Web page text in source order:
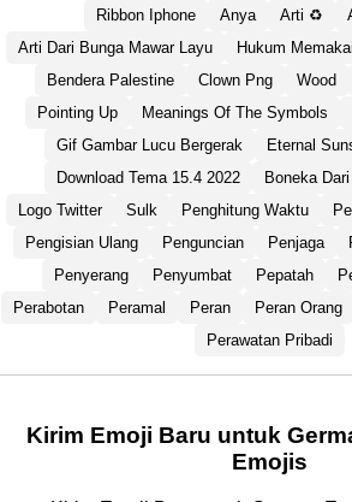
Ribbon Iphone
Anya Arti ♻️
Arti Dari Bunga Mawar Layu
Hukum
Bendera Palestine
Clown Png Wood
Pointing Up
Meanings Of The Symbols
Gif Gambar Lucu Bergerak
Eternal
Download Tema 15.4 2022
Boneka
Logo Twitter
Sulk Penghitung Waktu
Pengisian Ulang
Penguncian Penjaga
Penyerang
Penyumbat Pepatah
Perabotan
Peramal Peran Peran Orang
Perawatan Pribadi
Kirim Emoji Baru untuk
Emojis